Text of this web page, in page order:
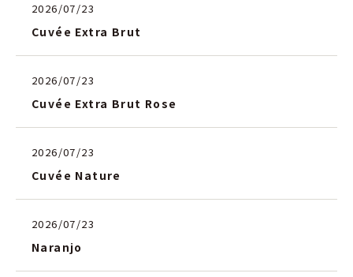
2026/07/23
Cuvée Extra Brut
2026/07/23
Cuvée Extra Brut Rose
2026/07/23
Cuvée Nature
2026/07/23
Naranjo